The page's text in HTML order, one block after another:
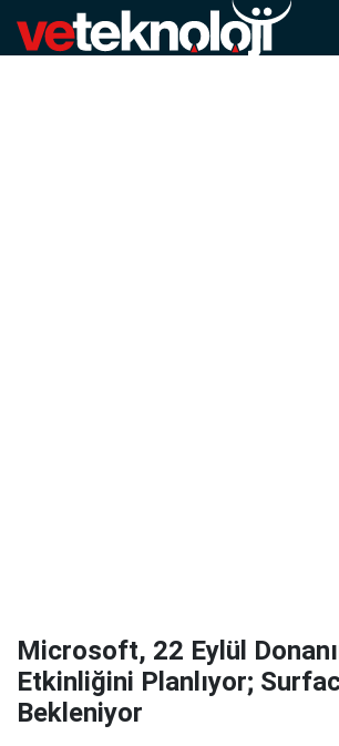
Microsoft, 22 Eylül
Etkinliğini Planlıyor;
Bekleniyor